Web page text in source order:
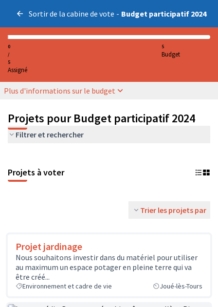
Sortir de la cabine de vote - Budget participatif 2024
0
/
5
Assigné
5
Budget
Plus d'informations sur le budget
Projets pour Budget participatif 2024
Filtrer et rechercher
Projets à voter
Trier les projets par
Projet jardinage
Nous souhaitons investir dans du matériel pour utiliser
au maximum un espace potager en pleine terre qui va
être créé...
Environnement et cadre de vie Joué-lès-Tours